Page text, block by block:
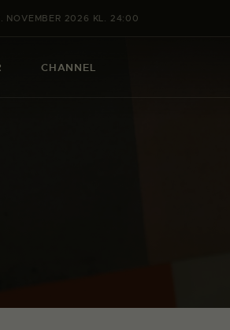
NOVEMBER 2026 KL. 24:00
CHANNEL